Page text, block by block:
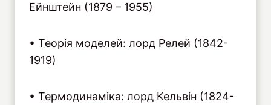
Ейнштейн (1879 – 1955)
• Теорія моделей: лорд Релей (1842-
1919)
• Термодинаміка: лорд Кельвін (1824-